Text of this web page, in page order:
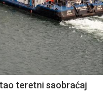
teretni saobraćaj